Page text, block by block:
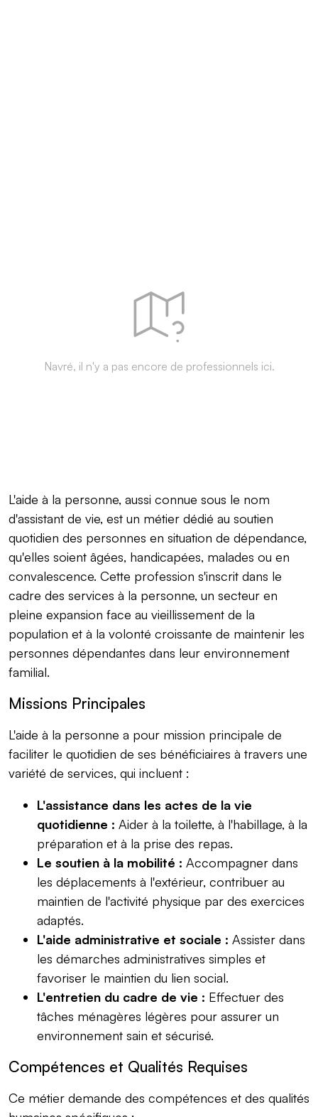
Navré, il n'y a pas encore de professionnels ici.
L'aide à la personne, aussi connue sous le nom
d'assistant de vie, est un métier dédié au soutien
quotidien des personnes en situation de dépendance,
qu'elles soient âgées, handicapées, malades ou en
convalescence. Cette profession s'inscrit dans le
cadre des services à la personne, un secteur en
pleine expansion face au vieillissement de la
population et à la volonté croissante de maintenir les
personnes dépendantes dans leur environnement
familial.
Missions Principales
L'aide à la personne a pour mission principale de
faciliter le quotidien de ses bénéficiaires à travers une
variété de services, qui incluent :
L'assistance dans les actes de la vie
quotidienne : Aider à la toilette, à l'habillage, à la
préparation et à la prise des repas.
Le soutien à la mobilité : Accompagner dans
les déplacements à l'extérieur, contribuer au
maintien de l'activité physique par des exercices
adaptés.
L'aide administrative et sociale : Assister dans
les démarches administratives simples et
favoriser le maintien du lien social.
L'entretien du cadre de vie : Effectuer des
tâches ménagères légères pour assurer un
environnement sain et sécurisé.
Compétences et Qualités Requises
Ce métier demande des compétences et des qualités